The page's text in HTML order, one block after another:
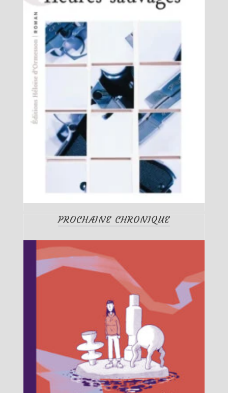
PROCHAINE CHRONIQUE